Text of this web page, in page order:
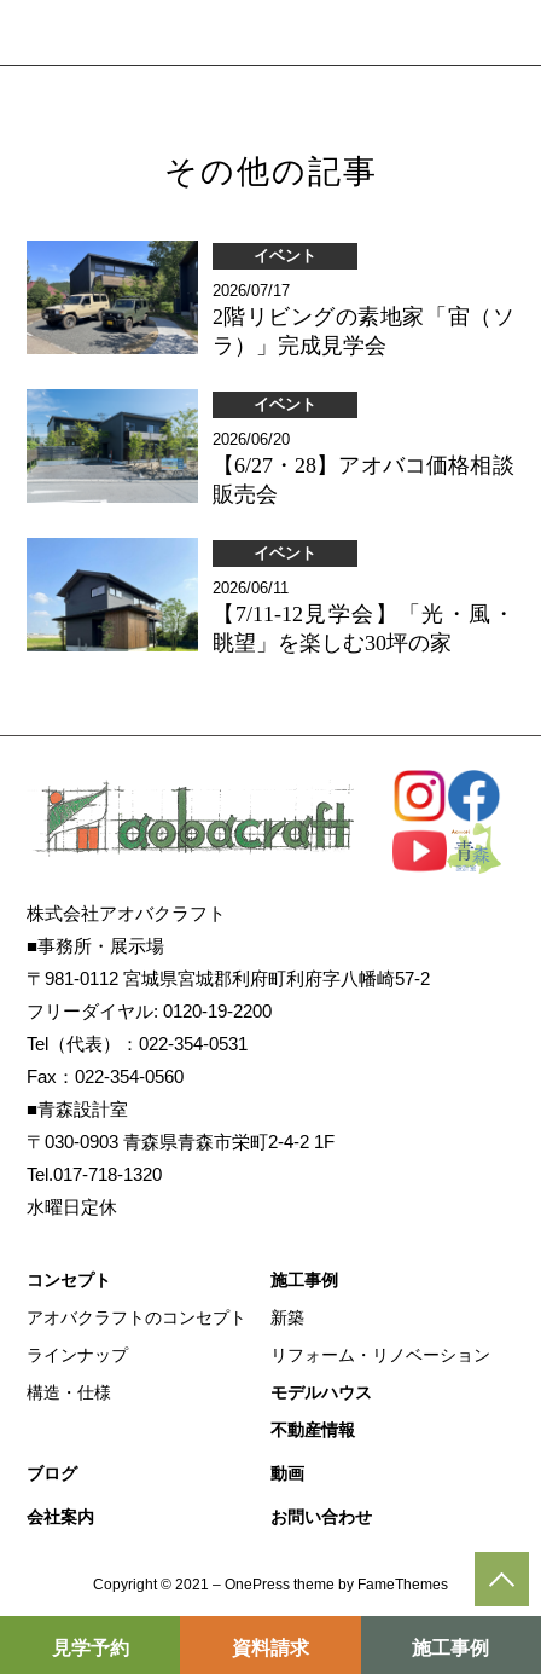
見学予約
利府展示場 南吉成モデルハウス
資料請求 施工事例
その他の記事
イベント
2026/07/17
2階リビングの素地家「宙（ソ
ラ）」完成見学会
イベント
2026/06/20
【6/27・28】アオバコ価格相談
販売会
イベント
2026/06/11
【7/11-12見学会】「光・風・
眺望」を楽しむ30坪の家
株式会社アオバクラフト
■事務所・展示場
〒981-0112 宮城県宮城郡利府町利府字八幡崎57-2
フリーダイヤル: 0120-19-2200
Tel（代表）：022-354-0531
Fax：022-354-0560
■青森設計室
〒030-0903 青森県青森市栄町2-4-2 1F
Tel.017-718-1320
水曜日定休
コンセプト
アオバクラフトのコンセプト
ラインナップ
構造・仕様
施工事例
新築
リフォーム・リノベーション
モデルハウス
不動産情報
ブログ 動画
会社案内 お問い合わせ
Copyright © 2021 – OnePress theme by FameThemes